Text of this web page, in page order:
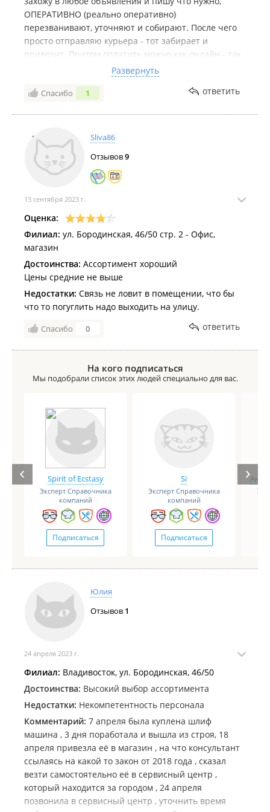
ОПЕРАТИВНО (реально оперативно)
перезванивают, уточняют и собирают. После чего
просто отправляю курьера - тот забирает и
привозит. Притом оплатить можно как онлайн - так
и во время забора. Если есть необходимость - они
могут привести на другой адрес (у них их много). В
общем их работой доволен. А главное есть с кем
впечатления что им вообще все равно: есть клиент
у них или нет. Как мне ответили "ищите сами").
Развернуть
Спасибо 1 ответить
Sliva86
Отзывов9
13 сентября 2023 г.
Оценка:
Филиал: ул. Бородинская, 46/50 стр. 2 - Офис,
магазин
Достоинства: Ассортимент хороший
Цены средние не выше
Недостатки: Связь не ловит в помещении, что бы
что то погуглить надо выходить на улицу.
Спасибо 0 ответить
На кого подписаться
Мы подобрали список этих людей специально для вас.
Spirit of Ecstasy
Эксперт Справочника
компаний
Подписаться
Si
Эксперт Справочника
компаний
Подписаться
Юлия
Отзывов 1
24 апреля 2023 г.
Филиал: Владивосток, ул. Бородинская, 46/50
Достоинства: Высокий выбор ассортимента
Недостатки: Некомпетентность персонала
Комментарий: 7 апреля была куплена шлиф
машина , 3 дня поработала и вышла из строя, 18
апреля привезла её в магазин , на что консультант
ссылаясь на какой то закон от 2018 года , сказал
везти самостоятельно её в сервисный центр ,
который находится за городом , 24 апреля
позвонила в сервисный центр , уточнить время